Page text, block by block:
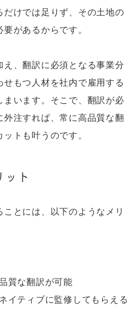
けでは足りず、その土地の
があるからです。
、翻訳に必須となる事業分
もつ人材を社内で雇用する
まいます。そこで、翻訳が必
注すれば、常に高品質な翻
トも叶うのです。
ト
とには、以下のようなメリ
質な翻訳が可能
イティブに監修してもらえる